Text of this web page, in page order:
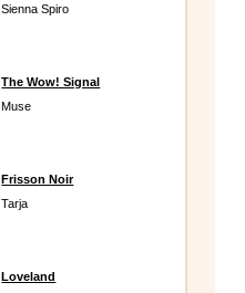
Sienna Spiro
The Wow! Signal
Muse
Frisson Noir
Tarja
Loveland